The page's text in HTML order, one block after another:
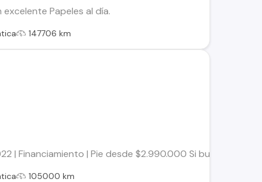
Papeles al día.
147706 km
| Financiamiento | Pie desde $2.990.000 Si buscas un
105000 km